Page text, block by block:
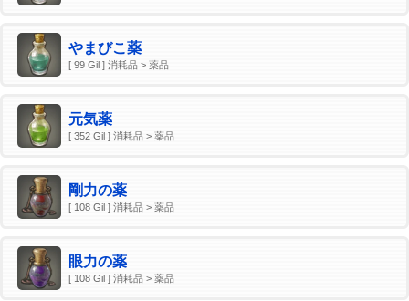
やまびこ薬
[ 99 Gil ] 消耗品 > 薬品
元気薬
[ 352 Gil ] 消耗品 > 薬品
剛力の薬
[ 108 Gil ] 消耗品 > 薬品
眼力の薬
[ 108 Gil ] 消耗品 > 薬品